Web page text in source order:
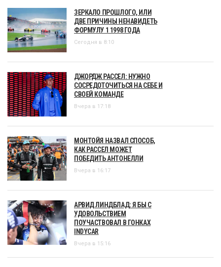
ЗЕРКАЛО ПРОШЛОГО, ИЛИ
ДВЕ ПРИЧИНЫ НЕНАВИДЕТЬ
ФОРМУЛУ 1 1998 ГОДА
Сегодня в 8:10
ДЖОРДЖ РАССЕЛ: НУЖНО
СОСРЕДОТОЧИТЬСЯ НА СЕБЕ И
СВОЕЙ КОМАНДЕ
Вчера в 17:18
МОНТОЙЯ НАЗВАЛ СПОСОБ,
КАК РАССЕЛ МОЖЕТ
ПОБЕДИТЬ АНТОНЕЛЛИ
Вчера в 16:17
АРВИД ЛИНДБЛАД: Я БЫ С
УДОВОЛЬСТВИЕМ
ПОУЧАСТВОВАЛ В ГОНКАХ
INDYCAR
Вчера в 15:16